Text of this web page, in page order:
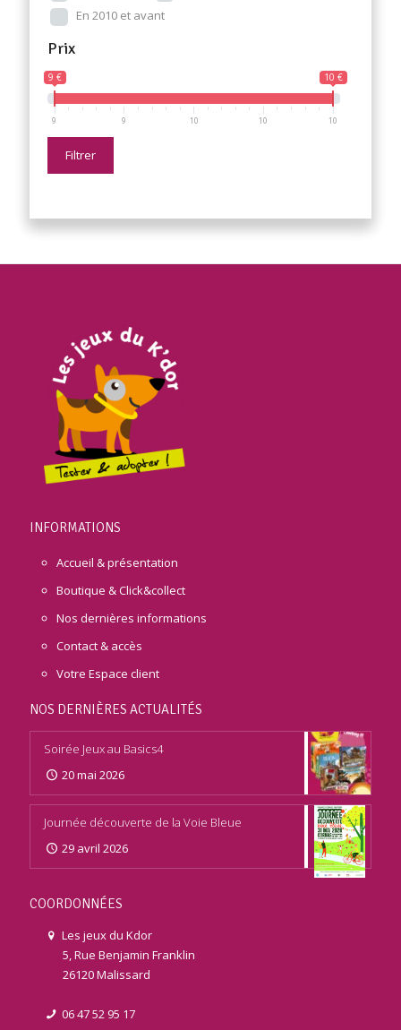
En 2010 et avant
Prix
9 € 10 €
9 9 10 10 10
Filtrer
INFORMATIONS
Accueil & présentation
Boutique & Click&collect
Nos dernières informations
Contact & accès
Votre Espace client
NOS DERNIÈRES ACTUALITÉS
Soirée Jeux au Basics4
20 mai 2026
Journée découverte de la Voie Bleue
29 avril 2026
COORDONNÉES
Les jeux du Kdor
5, Rue Benjamin Franklin
26120 Malissard
06 47 52 95 17